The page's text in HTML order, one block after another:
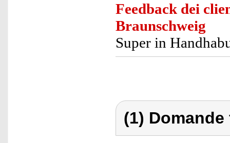
Feedback dei
Braunschweig
Super in
(1)